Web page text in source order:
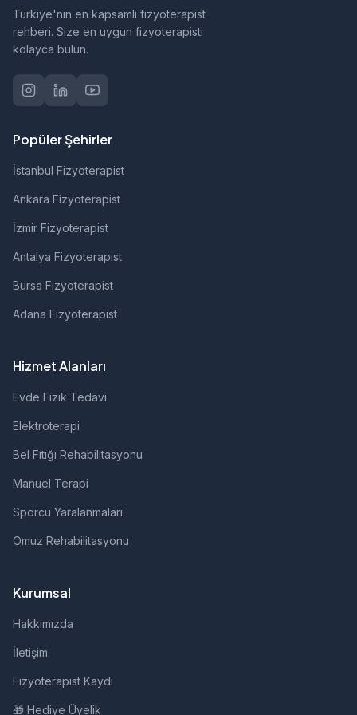
Türkiye'nin en kapsamlı fizyoterapist
rehberi. Size en uygun fizyoterapisti
kolayca bulun.
Popüler Şehirler
İstanbul Fizyoterapist
Ankara Fizyoterapist
İzmir Fizyoterapist
Antalya Fizyoterapist
Bursa Fizyoterapist
Adana Fizyoterapist
Hizmet Alanları
Evde Fizik Tedavi
Elektroterapi
Bel Fıtığı Rehabilitasyonu
Manuel Terapi
Sporcu Yaralanmaları
Omuz Rehabilitasyonu
Kurumsal
Hakkımızda
İletişim
Fizyoterapist Kaydı
🎁 Hediye Üyelik